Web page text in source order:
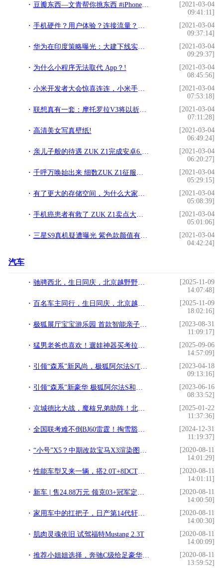
豆瓣东西—文青帮你挑东西 #iPhone #Android!
[2021-03-04
09:41:11]
手机硬件？用户体验？连接流量？它将取代95%的APP，危险来了!
[2021-03-04
09:37:14]
华为在印度策略曝光：大建下线实体渠道，采用机海战术!
[2021-03-04
09:29:37]
为什么小程序无法取代 App？!
[2021-03-04
08:45:56]
小米开发者大会惊喜连连，小米手机首次接入地震预警技术!
[2021-03-04
07:53:18]
联想真有一套：摩托罗拉V3将以折叠屏方式重出手机江湖!
[2021-03-04
07:11:28]
高清美女写真壁纸!
[2021-03-04
06:49:24]
亲儿子般的待遇 ZUK Z1完成安卓6.0升级!
[2021-03-04
06:20:27]
千呼万唤始出来 细数ZUK Z1征服重度用户的亮点!
[2021-03-04
05:29:15]
有了更大的存储空间，为什么大家依旧喜爱清除手机缓存!
[2021-03-04
05:08:39]
手机癌患者有救了 ZUK Z1卖点大揭秘!
[2021-03-04
05:01:06]
三星S9真机疑遭曝光 紫色款颜值有点高!
[2021-03-04
04:42:24]
汽车
驰骋西北，生日同庆，北京越野野超大挑战兰州站与车主共创暖心时刻
[2025-11-09
14:07:48]
百名车主同行，生日同庆，北京越野野超大挑战兰州站完美收官
[2025-11-09
18:02:16]
极狐展厅宝宝游乐园 首款智能亲子车来啦
[2023-08-31
11:09:17]
猛男老爸也喜欢！遛娃神器买考拉真香！
[2025-09-06
14:57:09]
引领“森系”新风尚，极狐阿尔法S/T森林版亮相
[2023-04-18
09:13:16]
引领“森系”新豪华 极狐阿尔法S和阿尔法T森林版上市
[2023-06-16
08:33:52]
京城德比大战，魔核兄弟助阵！北汽男篮北京汽车品牌之夜高端宠粉！
[2025-01-22
11:37:36]
全国联考难不倒BJ60雷霆！掏雪豁沙战陡坡，猛字当头！
[2024-12-31
11:19:37]
“小号”X5？中期改款宝马X3渲染图：大灯/格栅调整，配48V轻混
[2020-08-11
14:01:29]
性能车型又来一辆，搭2.0T+8DCT，伊兰特这次要爆发了
[2020-08-11
14:01:11]
新车 | 售24.88万元 领克03+冠军定制版正式上市
[2020-08-11
14:00:50]
家用车中的扛把子，日产第14代轩逸避坑导购指南
[2020-08-11
14:00:30]
肌肉灵魂依旧 试驾福特Mustang 2.3T
[2020-08-11
14:00:09]
推荐小姐姐选择，奔驰C级给足豪华感，动力表现太佛系
[2020-08-11
13:59:52]